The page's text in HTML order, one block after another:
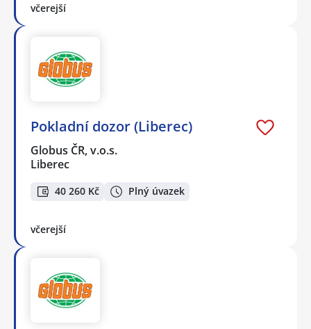
včerejší
Pokladní dozor (Liberec)
Globus ČR, v.o.s.
Liberec
40 260 Kč Plný úvazek
včerejší